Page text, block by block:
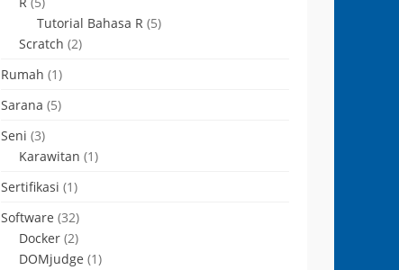
Tutorial Bahasa R (5)
Scratch (2)
Rumah (1)
Sarana (5)
Seni (3)
Karawitan (1)
Sertifikasi (1)
Software (32)
Docker (2)
DOMjudge (1)